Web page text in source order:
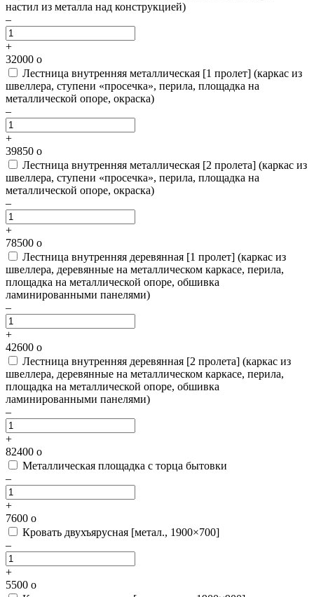
настил из металла над конструкцией)
–
+
32000 o
Лестница внутренняя металлическая [1 пролет] (каркас из
швеллера, ступени «просечка», перила, площадка на
металлической опоре, окраска)
–
+
39850 o
Лестница внутренняя металлическая [2 пролета] (каркас из
швеллера, ступени «просечка», перила, площадка на
металлической опоре, окраска)
–
+
78500 o
Лестница внутренняя деревянная [1 пролет] (каркас из
швеллера, деревянные на металлическом каркасе, перила,
площадка на металлической опоре, обшивка
ламинированными панелями)
–
+
42600 o
Лестница внутренняя деревянная [2 пролета] (каркас из
швеллера, деревянные на металлическом каркасе, перила,
площадка на металлической опоре, обшивка
ламинированными панелями)
–
+
82400 o
Металлическая площадка с торца бытовки
–
+
7600 o
Кровать двухъярусная [метал., 1900×700]
–
+
5500 o